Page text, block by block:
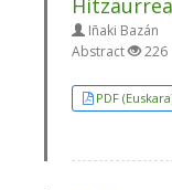
Hitzaurrea
Iñaki Bazán
Abstract
226
PDF